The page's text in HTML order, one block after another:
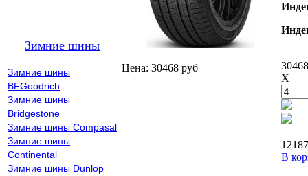
Зимние шины
Зимние шины
BFGoodrich
Зимние шины
Bridgestone
Зимние шины Compasal
Зимние шины
Continental
Зимние шины Dunlop
Цена: 30468 руб
X
=
В